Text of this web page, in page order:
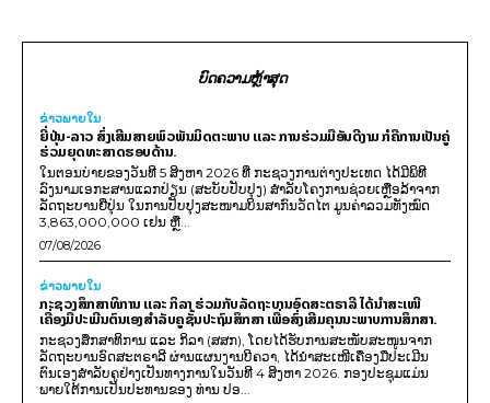
ບົດຄວາມຫຼ້າສຸດ
ຂ່າວພາຍ​ໃນ
ຍີ່ປຸ່ນ-ລາວ ສົ່ງເສີມສາຍພົວພັນມິດຕະພາບ ແລະ ການຮ່ວມມືອັນດີງາມ ກໍຄືການເປັນຄູ່
ຮ່ວມຍຸດທະສາດຮອບດ້ານ.
ໃນຕອນບ່າຍຂອງວັນທີ 5 ສິງຫາ 2026 ທີ່ ກະຊວງການຕ່າງປະເທດ ໄດ້ມີພິທີ
ລົງນາມເອກະສານແລກປ່ຽນ (ສະບັບປັບປຸງ) ສໍາລັບໂຄງການຊ່ວຍເຫຼືອລ້າຈາກ
ລັດຖະບານຍີ່ປຸ່ນ ໃນການປັບປຸງສະໜາມບິນສາກົນວັດໄຕ ມູນຄ່າລວມທັງໝົດ
3,863,000,000 ເຢນ ຫຼື...
07/08/2026
ຂ່າວພາຍ​ໃນ
ກະຊວງສຶກສາທິການ ແລະ ກິລາ ຮ່ວມກັບລັດຖະບານອົດສະຕຣາລີ ໄດ້ນຳສະເໜີ
ເຄື່ອງມືປະເມີນຕົນເອງສຳລັບຄູຊັ້ນປະຖົມສຶກສາ ເພື່ອສົ່ງເສີມຄຸນນະພາບການສຶກສາ.
ກະຊວງສຶກສາທິການ ແລະ ກິລາ (ສສກ), ໂດຍໄດ້ຮັບການສະໜັບສະໜູນຈາກ
ລັດຖະບານອົດສະຕຣາລີ ຜ່ານແຜນງານບີຄວາ, ໄດ້ນຳສະເໜີເຄື່ອງມືປະເມີນ
ຕົນເອງສຳລັບຄູຢ່າງເປັນທາງການໃນວັນທີ 4 ສິງຫາ 2026. ກອງປະຊຸມແມ່ນ
ພາຍໃຕ້ການເປັນປະທານຂອງ ທ່ານ ປອ...